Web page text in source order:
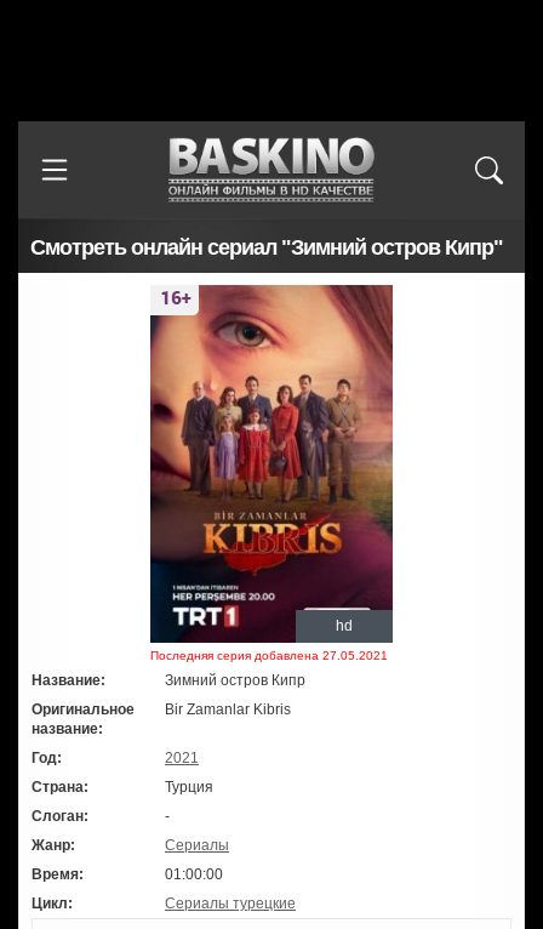
Смотреть онлайн сериал "Зимний остров Кипр"
hd
Последняя серия добавлена 27.05.2021
Название:
Зимний остров Кипр
Оригинальное
название:
Bir Zamanlar Kibris
Год:
2021
Страна:
Турция
Слоган:
-
Жанр:
Сериалы
Время:
01:00:00
Цикл:
Сериалы турецкие